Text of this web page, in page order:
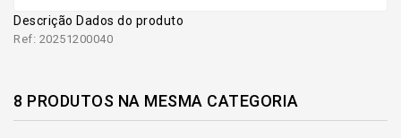
Descrição Dados do produto
Ref: 20251200040
8 PRODUTOS NA MESMA CATEGORIA